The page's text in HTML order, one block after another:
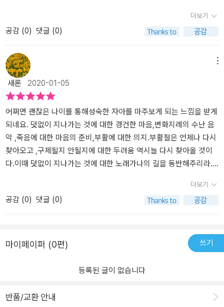
느낌이 달랐을지도 모른다. 좀 밋밋하다거나 시시했다고 할 수도 있
고, 거리감이 느껴져서 공감할 수 없노라고 말했을 수도 있다. 그런 나
의 기분까지도 미루어 헤아려지면서 이 책에 담긴 헤세의 정신을 읽
고 있자니 어찌나 근사하던지. 누구나 알고 있을 만한 작가, 헤르만
헤세. 청소년기에 한번쯤은 읽는다는 ‘데미안’이나 ‘수레바퀴 아래
서’. 나 역시 내 인생의 방향을 알려준 작품으로 ‘수레바퀴 아래서’를
꼽기도 했는데. 그냥 유명 작가가 아니라는 것을 그때 그 어린 날의 독
서가 아니라 나이 들면서 읽는 작품을 통해 더 절실하게 느끼게 된
다. 이 책을 보고 헤세의 산문을 더 읽고 싶다는 생각에 찾아 봤는데
마땅한 책을 발견하지 못했다. 필사하고 싶다. 읽으면서 한 생각이
다. 곧 하려고 한다. 공책이랑 필기구도 마련해 놓았다. 아주 천천히
다시 읽고 싶다. 예쁘게 따라 써 보면서 지금의 내 나이와 앞으로 다가
래, 이런 여유 자체가 나이듦의 장점이었던 것이다. (y에서 옮김2018
0320)
더보기
공감 (0) 댓글 (0)
새론 2020-01-05
어쩌면 괜찮은 나이를 통해성숙한 자아를 마주보게 되는 느낌을 받게
되네요. 덧없이 지나가는 것에 대한 경건한 마음,변화지례의 수난 음
악 ,죽음에 대한 마음의 준비,부활에 대한 의지.부활절은 언제나 다시
찾아오고 ,구제될지 안될지에 대한 두려움 역시늘 다시 찾아올 것이
다.이때 덧없이 지나가는 것에 대한 노래가나의 길을 동반해주리라.
을 의망하는 나의 길을. -[어쩌면 괜찮은 나이 中에서]- 경건한 마음
가짐과삶에대한 성찰 그리고 자연에 대한 이치에 대한 깨달음을 듣고
있는 기분이 들었습니다.자연과 함께 하는 삶 그리고 나이듬을 받아
요. 잔잔하고, 따뜻하며. 삶을 왜곡되지 않고있는 그대로 받아들이는
모습을 보고 있는것 같았습니다.자연에 대한 관찰력과 계절의 변화가
오롯이 문장과 문장 사이에 스며든 모습이었습니다. 나이듬에 대해생
더보기
공감 (0) 댓글 (0)
마이페이퍼 (0편) 쓰기
등록된 글이 없습니다
반품/교환 안내